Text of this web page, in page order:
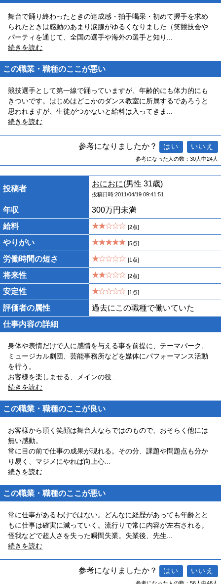
舞台で踊り終わったときの達成感・拍手喝采・初めて握手を求め
られたときは感動のあまり涙腺がゆるくなりました（笑競技会や
パーティを通じて、全国の選手や海外の選手と知り
続きを読む
この職業・職種のここが悪い
競技選手として第一線で踊っていますが、年齢的にも体力的にも
きついです。はじめはどこかのダンス教室に所属するであろうと
思われますが、生徒がつかないと給料は入ってきま
続きを読む
参考になりましたか？
参考になった人の数：30人中24人
投稿者
おにおに(男性 31歳)
投稿日時:2011/04/19 09:41:51
年収
300万円未満
給料
[2点]
やりがい [5点]
労働時間の短さ [1点]
将来性 [2点]
安定性 [1点]
評価者の属性
過去にこの職種で働いていた
仕事内容の詳細
身体や表情だけで人に感情を与える事を前提に、テーマパーク、
ミュージカル劇団、芸能事務所などを媒体にパフォーマンス活動
を行う。
お客様を楽しませる、メインの役
続きを読む
この職業・職種のここが良い
お客様から頂く笑顔は舞台人ならではのもので、おそらく他には
無い感動。
常に目の前で仕事の成果が現れる。その分、課題や問題点も分か
り易く、マジメにやれば向上心
続きを読む
この職業・職種のここが悪い
常に仕事があるわけではない。どんなに経歴があっても年齢とと
もに仕事は確実に減っていく。流行りで常に内容が左右される。
怪我などで超人さを失った瞬間失業。失業後、先生
続きを読む
参考になりましたか？